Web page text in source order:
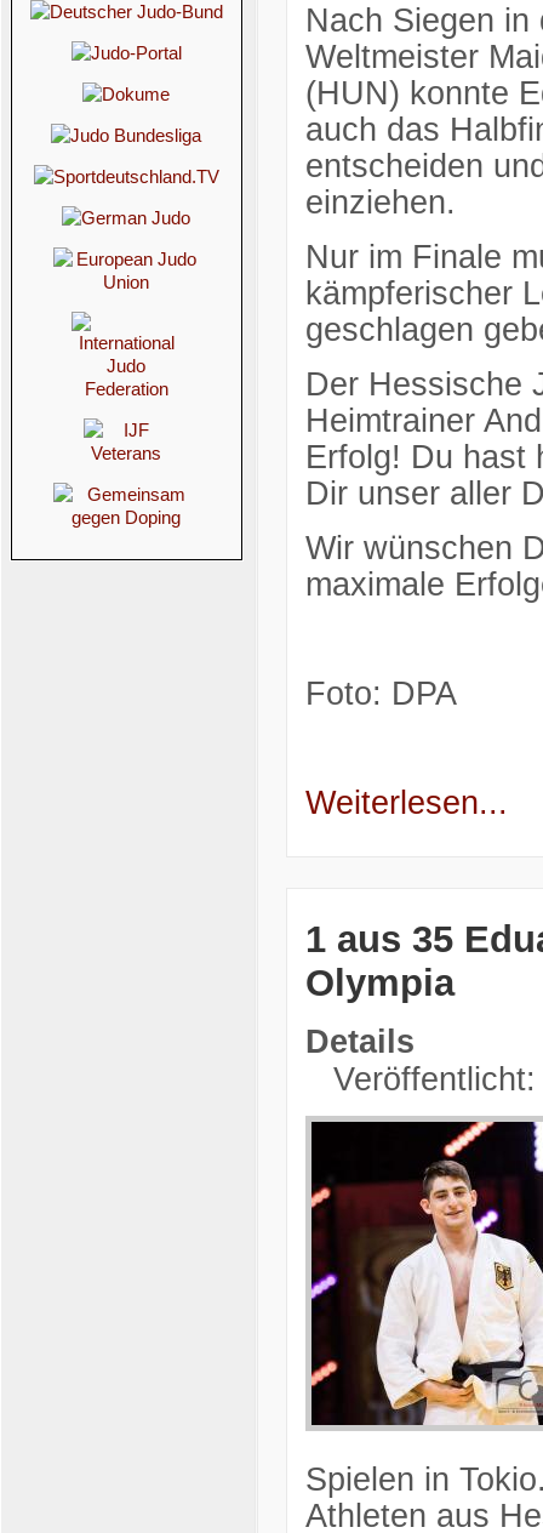
Nach Siegen in
Weltmeister
(HUN) konnte
auch das
entscheiden
einziehen.
Nur im Finale
kämpferischer
geschlagen
Der Hessische
Heimtrainer
Erfolg! Du hast
Dir unser aller
Wir wünschen
maximale
Foto: DPA
Weiterlesen...
1 aus 35
Olympia
Details
Spielen in
Athleten aus